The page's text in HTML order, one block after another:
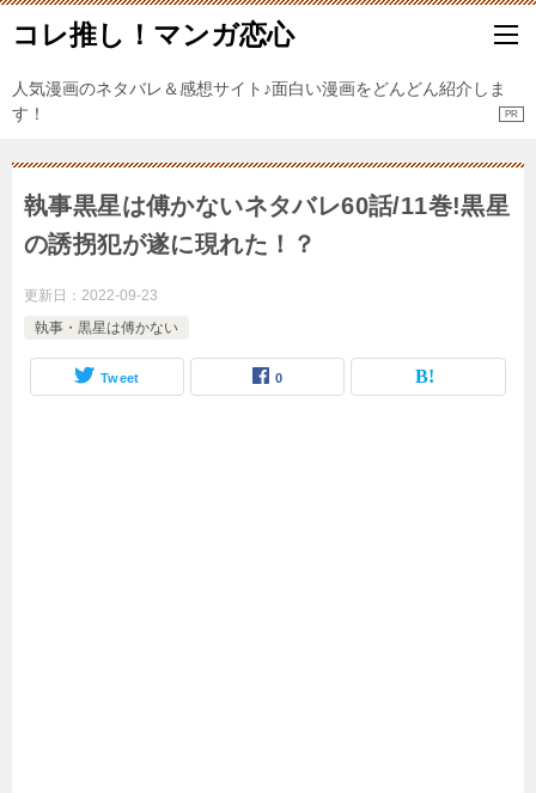
コレ推し！マンガ恋心
人気漫画のネタバレ＆感想サイト♪面白い漫画をどんどん紹介しま
す！
執事黒星は傅かないネタバレ60話/11巻!黒星
の誘拐犯が遂に現れた！？
更新日： 2022-09-23
執事・黒星は傅かない
Tweet 0